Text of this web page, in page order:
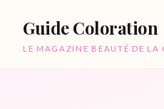
Guide Coloration
LE MAGAZINE BEAUTÉ DE LA